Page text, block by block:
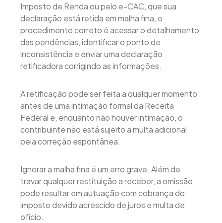
Imposto de Renda ou pelo e-CAC, que sua
declaração está retida em malha fina, o
procedimento correto é acessar o detalhamento
das pendências, identificar o ponto de
inconsistência e enviar uma declaração
retificadora corrigindo as informações.
A retificação pode ser feita a qualquer momento
antes de uma intimação formal da Receita
Federal e, enquanto não houver intimação, o
contribuinte não está sujeito a multa adicional
pela correção espontânea.
Ignorar a malha fina é um erro grave. Além de
travar qualquer restituição a receber, a omissão
pode resultar em autuação com cobrança do
imposto devido acrescido de juros e multa de
ofício.